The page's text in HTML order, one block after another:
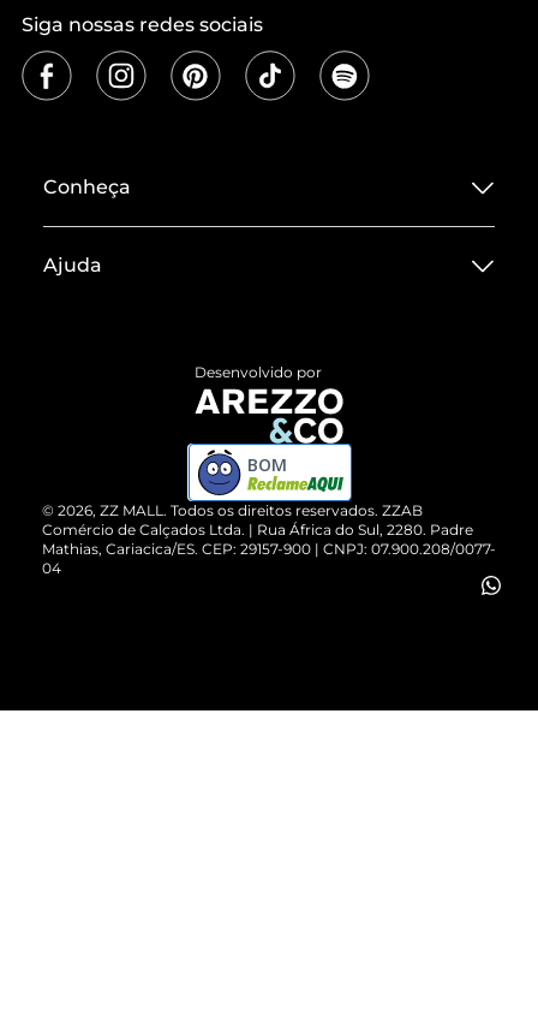
Siga nossas redes sociais
Conheça
Termos de Uso
ZZ MALL é confiável
Cartão Presente
Vendas Corporativas
Ajuda
Devolução do Produto
Compre pelo WhatsApp
© 2026, ZZ MALL. Todos os direitos reservados. ZZAB
Comércio de Calçados Ltda. | Rua África do Sul, 2280. Padre
Mathias, Cariacica/ES. CEP: 29157-900 | CNPJ: 07.900.208/0077-
04
Desenvolvido por
BOM